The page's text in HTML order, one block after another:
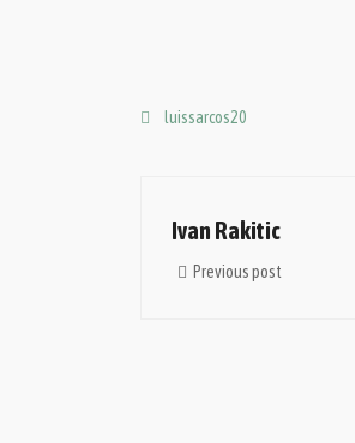
luissarcos20
Ivan Rakitic
Previous post